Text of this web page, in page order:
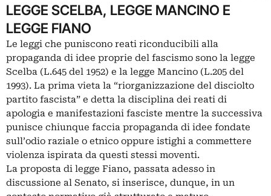
LEGGE SCELBA, LEGGE MANCINO E
LEGGE FIANO
Le leggi che puniscono reati riconducibili alla
propaganda di idee proprie del fascismo sono la legge
Scelba (L.645 del 1952) e la legge Mancino (L.205 del
1993). La prima vieta la “riorganizzazione del disciolto
partito fascista” e detta la disciplina dei reati di
apologia e manifestazioni fasciste mentre la successiva
punisce chiunque faccia propaganda di idee fondate
sull’odio raziale o etnico oppure istighi a commettere
violenza ispirata da questi stessi moventi.
La proposta di legge Fiano, passata adesso in
discussione al Senato, si inserisce, dunque, in un